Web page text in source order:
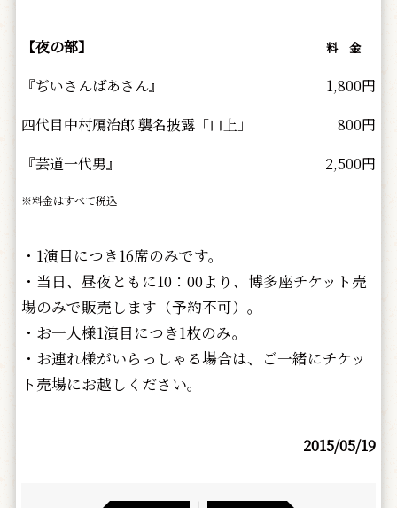
【夜の部】 料 金
『ぢいさんばあさん』
1,800円
四代目中村鴈治郎 襲名披露「口上」
800円
『芸道一代男』
2,500円
※料金はすべて税込
・1演目につき16席のみです。
・当日、昼夜ともに10：00より、博多座チケット売
場のみで販売します（予約不可）。
・お一人様1演目につき1枚のみ。
・お連れ様がいらっしゃる場合は、ご一緒にチケッ
ト売場にお越しください。
2015/05/19